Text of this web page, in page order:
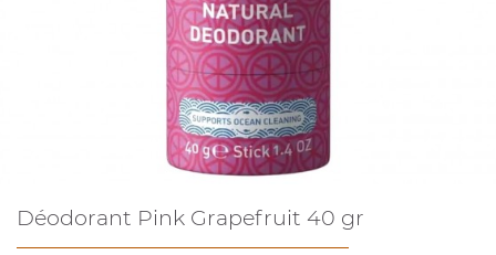
Déodorant Pink Grapefruit 40 gr